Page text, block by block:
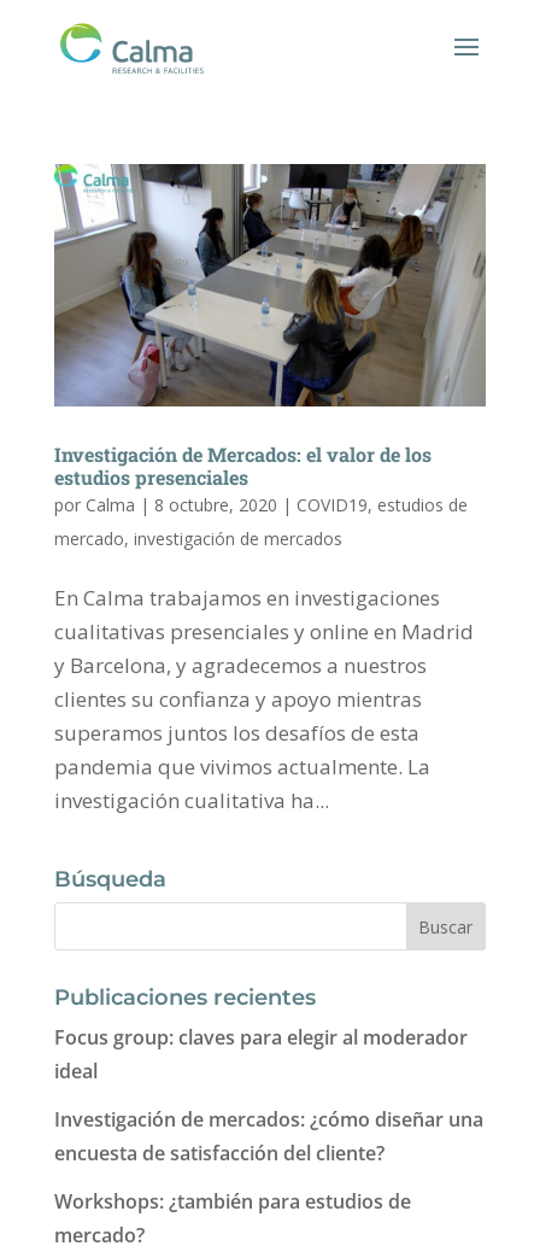
Investigación de Mercados: el valor de los
estudios presenciales
por Calma | 8 octubre, 2020 | COVID19, estudios de
mercado, investigación de mercados
En Calma trabajamos en investigaciones
cualitativas presenciales y online en Madrid
y Barcelona, y agradecemos a nuestros
clientes su confianza y apoyo mientras
superamos juntos los desafíos de esta
pandemia que vivimos actualmente. La
investigación cualitativa ha...
Búsqueda
Publicaciones recientes
Focus group: claves para elegir al moderador
ideal
Investigación de mercados: ¿cómo diseñar una
encuesta de satisfacción del cliente?
Workshops: ¿también para estudios de
mercado?